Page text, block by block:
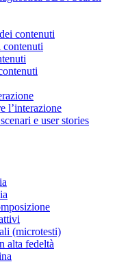
contenuti
contenuti
l’interazione
e user stories
(microtesti)
alta fedeltà